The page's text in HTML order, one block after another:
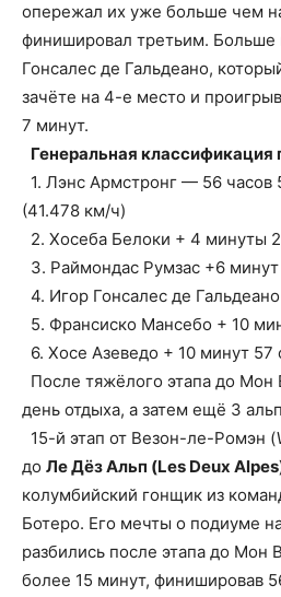
опережал их уже больше чем
финишировал третьим. Больше
Гонсалес де Гальдеано,
зачёте на 4-е место и
7 минут.
Генеральная классификация
1. Лэнс Армстронг — 56 часов
(41.478 км/ч)
2. Хосеба Белоки + 4 минуты
3. Раймондас Румзас +6
4. Игор Гонсалес де
5. Франсиско Мансебо + 10
6. Хосе Азеведо + 10 минут 57
После тяжёлого этапа до Мон
день отдыха, а затем ещё 3
15-й этап от Везон-ле-Ромэн (
до Ле Дёз Альп (Les Deux
колумбийский гонщик из
Ботеро. Его мечты о подиуме
разбились после этапа до Мон
более 15 минут, финишировав